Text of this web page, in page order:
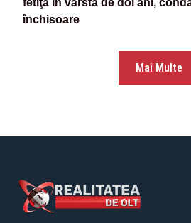
fetiţa în vârstă de doi ani,
închisoare
Mai Multe